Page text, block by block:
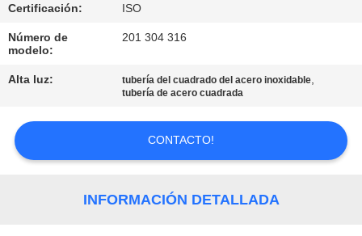
CONTROL
DE
CONTACTA
NOSOTROS
Certificación: ISO
Número de
modelo:
201 304 316
Alta luz: tubería del cuadrado del acero inoxidable,
tubería de acero cuadrada
CONTACTO!
INFORMACIÓN DETALLADA